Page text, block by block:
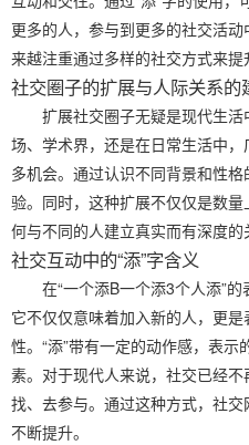
更多的人，参与到更多的社交活
来越注重通过多样的社交方式来提
社交圈子的扩展与人际关系的
扩展社交圈子无疑是现代生
场、学术界，还是在日常生活中
多机会。通过认识不同背景和性
验。同时，这种扩展不仅仅是数
何与不同的人建立真实而有深度的
社交互动中的“添”字含义
在“一个添B一个添3个人添”的
它不仅仅意味着加入新的人，更
性。“添”带有一定的动作感，表
素。对于现代人来说，社交已经
找、去参与。通过这种方式，社
不断提升。